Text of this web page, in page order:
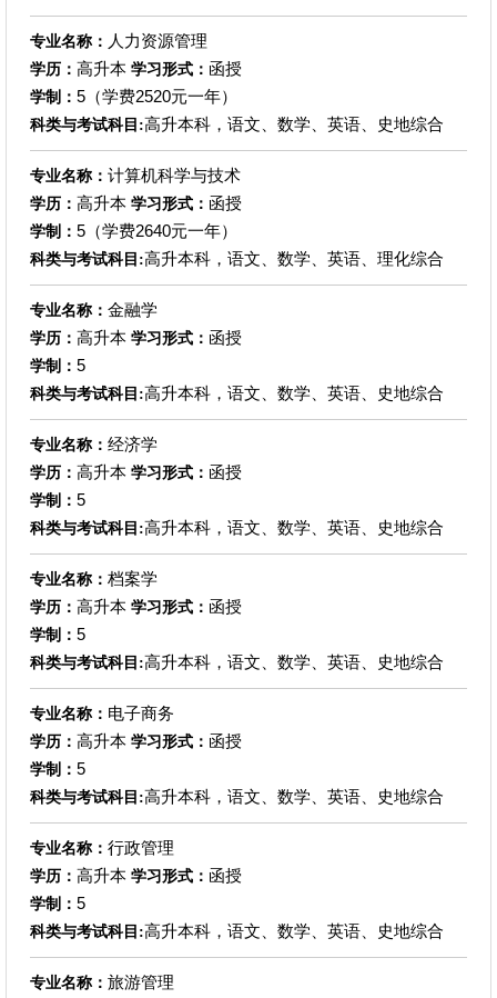
专业名称： 人力资源管理
学历： 高升本 学习形式： 函授
学制： 5（学费2520元一年）
科类与考试科目:高升本科，语文、数学、英语、史地综合
专业名称： 计算机科学与技术
学历： 高升本 学习形式： 函授
学制： 5（学费2640元一年）
科类与考试科目:高升本科，语文、数学、英语、理化综合
专业名称： 金融学
学历： 高升本 学习形式： 函授
学制： 5
科类与考试科目:高升本科，语文、数学、英语、史地综合
专业名称： 经济学
学历： 高升本 学习形式： 函授
学制： 5
科类与考试科目:高升本科，语文、数学、英语、史地综合
专业名称： 档案学
学历： 高升本 学习形式： 函授
学制： 5
科类与考试科目:高升本科，语文、数学、英语、史地综合
专业名称： 电子商务
学历： 高升本 学习形式： 函授
学制： 5
科类与考试科目:高升本科，语文、数学、英语、史地综合
专业名称： 行政管理
学历： 高升本 学习形式： 函授
学制： 5
科类与考试科目:高升本科，语文、数学、英语、史地综合
专业名称： 旅游管理